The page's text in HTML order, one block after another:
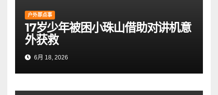
户外那点事
17岁少年被困小珠山借助对讲机意
外获救
6月 18, 2026